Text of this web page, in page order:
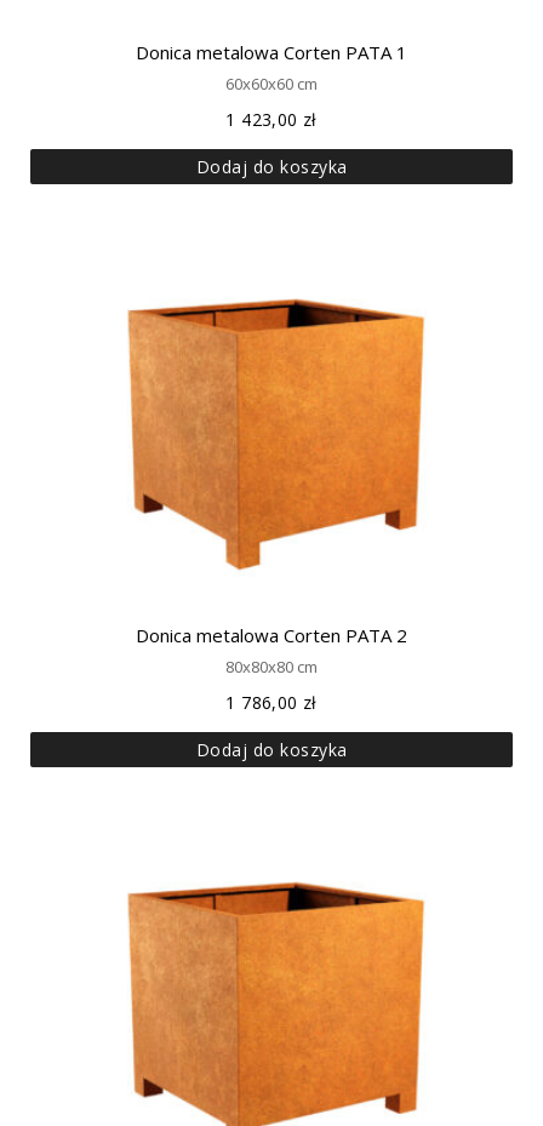
Donica metalowa Corten PATA 1
60x60x60 cm
1 423,00 zł
Dodaj do koszyka
Donica metalowa Corten PATA 2
80x80x80 cm
1 786,00 zł
Dodaj do koszyka